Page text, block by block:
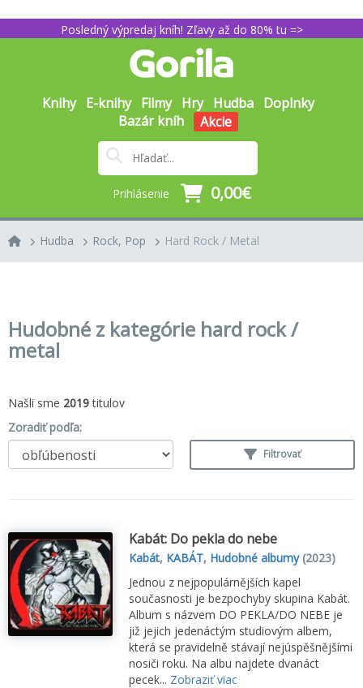
Posledný výpredaj kníh! Zľavy až do 80% tu =>
Knihy E-knihy Filmy Hry Hudba Doplnky
Bazár kníh
Akcie
Prihlásenie 0,00€
Hudba Rock, Pop Hard Rock / Metal
Hudobné z kategórie hard rock /
metal
Našli sme 2019titulov
Zoradiť podľa:
Filtrovať
Kabát: Do pekla do nebe
Kabát, KABÁT, Hudobné albumy(2023)
Jednou z nejpopulárnějších kapel
současnosti je bezpochyby skupina Kabát.
Album s názvem DO PEKLA/DO NEBE je
již jejich jedenáctým studiovým albem,
která se pravidelně stávají nejúspěšnějšími
nosiči roku. Na albu najdete dvanáct
pecek... Zobraziť viac